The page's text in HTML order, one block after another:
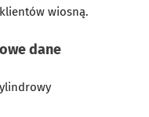
wiosną.
dane